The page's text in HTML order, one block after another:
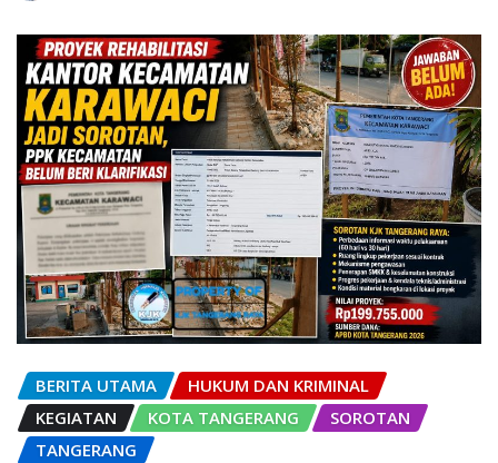
BERITA UTAMA
HUKUM DAN KRIMINAL
KEGIATAN
KOTA TANGERANG
SOROTAN
TANGERANG